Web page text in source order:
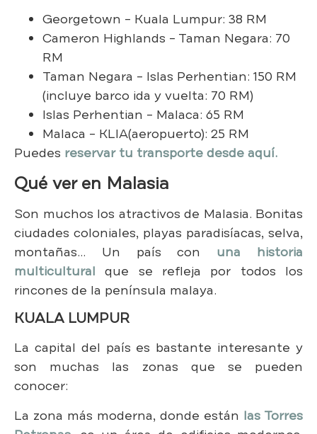
Georgetown – Kuala Lumpur: 38 RM
Cameron Highlands – Taman Negara: 70
RM
Taman Negara – Islas Perhentian: 150 RM
(incluye barco ida y vuelta: 70 RM)
Islas Perhentian – Malaca: 65 RM
Malaca – KLIA(aeropuerto): 25 RM
Puedes reservar tu transporte desde aquí.
Qué ver en Malasia
Son muchos los atractivos de Malasia. Bonitas
ciudades coloniales, playas paradisíacas, selva,
montañas… Un país con una historia
multicultural que se refleja por todos los
rincones de la península malaya.
KUALA LUMPUR
La capital del país es bastante interesante y
son muchas las zonas que se pueden
conocer:
La zona más moderna, donde están las Torres